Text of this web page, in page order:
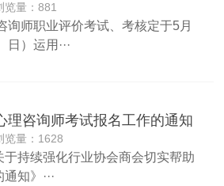
量：881
询师职业评价考试、考核定于5月
）运用···
理咨询师考试报名工作的通知
量：1628
持续强化行业协会商会切实帮助
知》···